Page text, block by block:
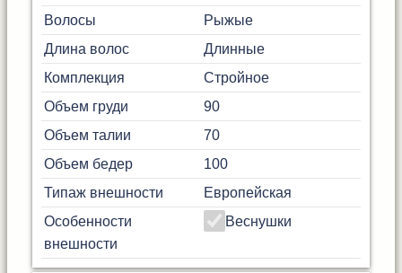
Волосы
Рыжые
Длина волос
Длинные
Комплекция
Стройное
Объем груди
90
Объем талии
70
Объем бедер
100
Типаж внешности
Европейская
Особенности
внешности
Веснушки